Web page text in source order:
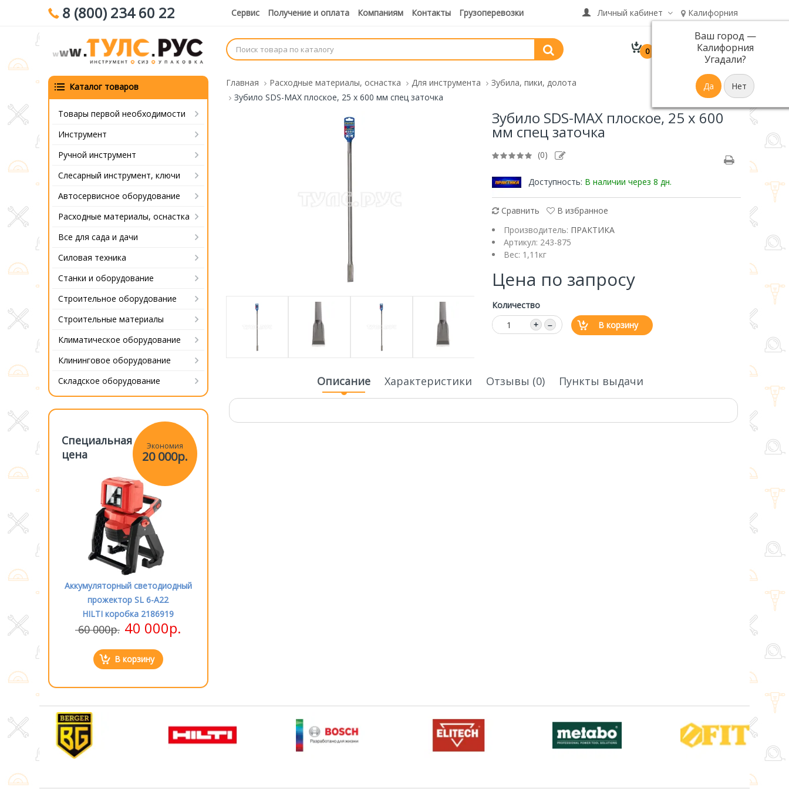
8 (800) 234 60 22 Сервис Получение и оплата Компаниям Контакты Грузоперевозки Личный кабинет Калифорния
Ваш город —
Калифорния
Угадали?
0
В корзине 0 товар(ов)
на сумму 0 р.
Каталог товаров
Товары первой необходимости
Инструмент
Ручной инструмент
Слесарный инструмент, ключи
Автосервисное оборудование
Расходные материалы, оснастка
Все для сада и дачи
Силовая техника
Станки и оборудование
Строительное оборудование
Строительные материалы
Климатическое оборудование
Клининговое оборудование
Складское оборудование
000р.
Специальная
цена
Экономия
20 000р.
Аккумуляторный светодиодный
прожектор SL 6-A22
HILTI коробка 2186919
60 000р. 40 000р.
В корзину
Главная Расходные материалы, оснастка Для инструмента
Зубила, пики, долота
Зубило SDS-MAX плоское, 25 х 600 мм спец заточка
Зубило SDS-MAX плоское, 25 х 600
мм спец заточка
(0)
Доступность: В наличии через 8 дн.
Сравнить
В избранное
Производитель: ПРАКТИКА
Артикул: 243-875
Вес: 1,11кг
Цена по запросу
Количество
+ – В корзину
Описание Характеристики Отзывы (0) Пункты выдачи